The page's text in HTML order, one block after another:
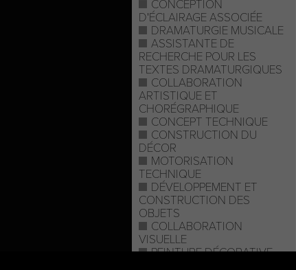
CONCEPTION
D'ÉCLAIRAGE ASSOCIÉE
DRAMATURGIE MUSICALE
ASSISTANTE DE
RECHERCHE POUR LES
TEXTES DRAMATURGIQUES
COLLABORATION
ARTISTIQUE ET
CHORÉGRAPHIQUE
CONCEPT TECHNIQUE
CONSTRUCTION DU
DÉCOR
MOTORISATION
TECHNIQUE
DÉVELOPPEMENT ET
CONSTRUCTION DES
OBJETS
COLLABORATION
VISUELLE
PEINTURE DÉCORATIVE